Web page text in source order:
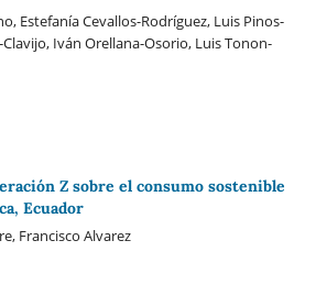
Estefanía Cevallos-Rodríguez, Luis Pinos-
Iván Orellana-Osorio, Luis Tonon-
Z sobre el consumo sostenible
Ecuador
Francisco Alvarez